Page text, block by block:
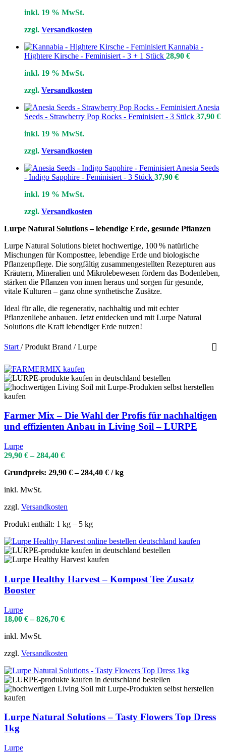
inkl. 19 % MwSt.
zzgl. Versandkosten
Kannabia -
Hightere Kirsche - Feminisiert - 3 + 1 Stück 28,90 €
inkl. 19 % MwSt.
zzgl. Versandkosten
Anesia
Seeds - Strawberry Pop Rocks - Feminisiert - 3 Stück 37,90 €
inkl. 19 % MwSt.
zzgl. Versandkosten
Anesia Seeds
- Indigo Sapphire - Feminisiert - 3 Stück 37,90 €
inkl. 19 % MwSt.
zzgl. Versandkosten
Lurpe Natural Solutions – lebendige Erde, gesunde Pflanzen
Lurpe Natural Solutions bietet hochwertige, 100 % natürliche
Mischungen für Komposttee, lebendige Erde und biologische
Pflanzenpflege. Die sorgfältig zusammengestellten Rezepturen aus
Kräutern, Mineralien und Mikrolebewesen fördern das Bodenleben,
stärken die Pflanzen von innen heraus und sorgen für gesunde,
vitale Kulturen – ganz ohne synthetische Zusätze.
Ideal für alle, die regenerativ, nachhaltig und mit echter
Pflanzenliebe anbauen. Jetzt entdecken und mit Lurpe Natural
Solutions die Kraft lebendiger Erde nutzen!
Start / Produkt Brand / Lurpe
Farmer Mix – Die Wahl der Profis für nachhaltigen
und effizienten Anbau in Living Soil – LURPE
Lurpe
29,90 €–284,40 €
Grundpreis: 29,90 €–284,40 € /kg
inkl. MwSt.
zzgl. Versandkosten
Produkt enthält: 1 kg – 5 kg
Lurpe Healthy Harvest – Kompost Tee Zusatz
Booster
Lurpe
18,00 €–826,70 €
inkl. MwSt.
zzgl. Versandkosten
Lurpe Natural Solutions – Tasty Flowers Top Dress
1kg
Lurpe